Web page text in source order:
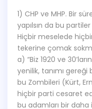
1) CHP ve MHP. Bir
yapılsın da bu
Hiçbir meselede
tekerine çomak
a) “Biz 1920 ve
yenilik, tanımı
bu Zombileri (Kürt,
hiçbir parti cesaret
bu adamları bir